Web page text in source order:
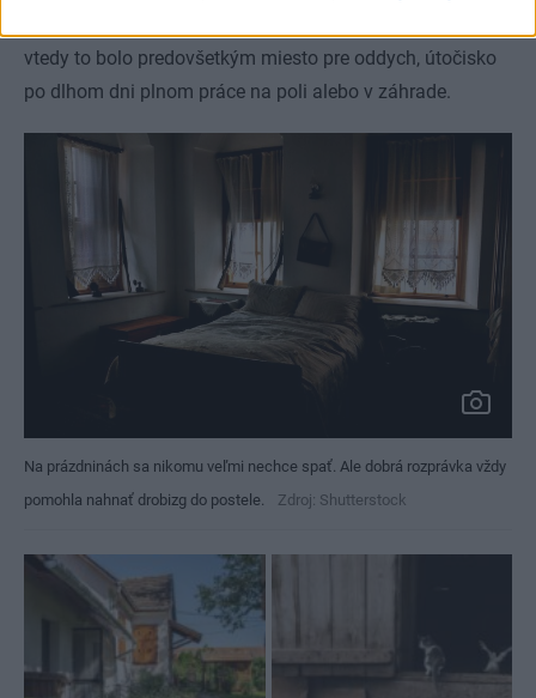
vtedy to bolo predovšetkým miesto pre oddych, útočisko
po dlhom dni plnom práce na poli alebo v záhrade.
Na prázdninách sa nikomu veľmi nechce spať. Ale dobrá rozprávka vždy
pomohla nahnať drobizg do postele.
Zdroj: Shutterstock